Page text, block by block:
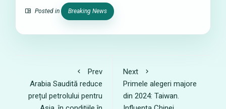
Posted in Breaking News
Prev
Arabia Saudită reduce
prețul petrolului pentru
Next
Primele alegeri majore
din 2024: Taiwan.